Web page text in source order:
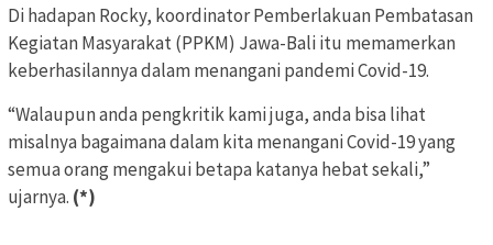
Di hadapan Rocky, koordinator Pemberlakuan Pembatasan
Kegiatan Masyarakat (PPKM) Jawa-Bali itu memamerkan
keberhasilannya dalam menangani pandemi Covid-19.
“Walaupun anda pengkritik kami juga, anda bisa lihat
misalnya bagaimana dalam kita menangani Covid-19 yang
semua orang mengakui betapa katanya hebat sekali,”
ujarnya. (*)